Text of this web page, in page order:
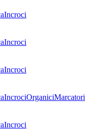
Incroci
Incroci
Incroci
IncrociOrganiciMarcatori
Incroci